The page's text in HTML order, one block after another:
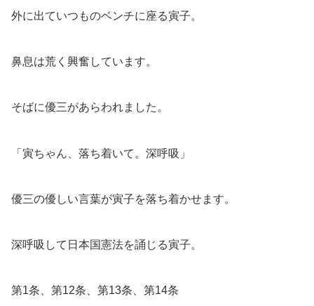
外に出ていつものベンチに座る寅子。
鼻息は荒く興奮しています。
そばに優三があらわれました。
「寅ちゃん、落ち着いて。深呼吸」
優三の優しい言葉が寅子を落ち着かせます。
深呼吸して日本国憲法を誦じる寅子。
第1条、第12条、第13条、第14条